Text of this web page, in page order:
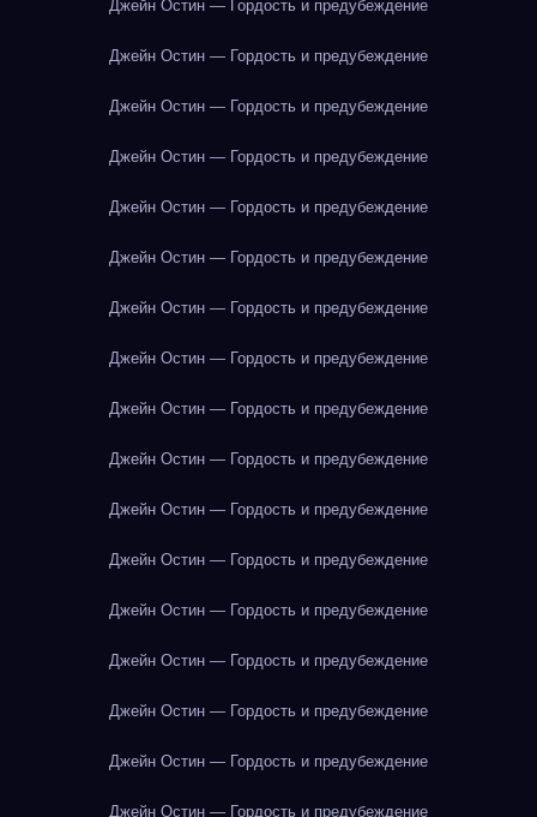
Джейн Остин — Гордость и предубеждение
Джейн Остин — Гордость и предубеждение
Джейн Остин — Гордость и предубеждение
Джейн Остин — Гордость и предубеждение
Джейн Остин — Гордость и предубеждение
Джейн Остин — Гордость и предубеждение
Джейн Остин — Гордость и предубеждение
Джейн Остин — Гордость и предубеждение
Джейн Остин — Гордость и предубеждение
Джейн Остин — Гордость и предубеждение
Джейн Остин — Гордость и предубеждение
Джейн Остин — Гордость и предубеждение
Джейн Остин — Гордость и предубеждение
Джейн Остин — Гордость и предубеждение
Джейн Остин — Гордость и предубеждение
Джейн Остин — Гордость и предубеждение
Джейн Остин — Гордость и предубеждение